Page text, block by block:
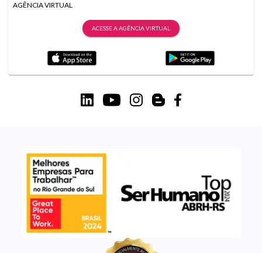
AGÊNCIA VIRTUAL
ACESSE A AGÊNCIA VIRTUAL